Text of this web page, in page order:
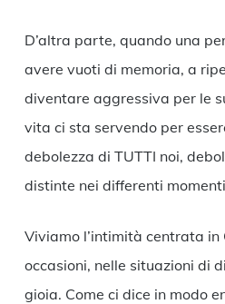
D’altra parte, quando una
avere vuoti di memoria, a
diventare aggressiva per le
vita ci sta servendo per
debolezza di TUTTI noi,
distinte nei differenti
Viviamo l’intimità centrata in
occasioni, nelle situazioni di
gioia. Come ci dice in modo